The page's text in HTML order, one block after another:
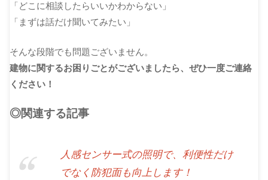
「どこに相談したらいいかわからない」
「まずは話だけ聞いてみたい」
そんな段階でも問題ございません。
建物に関するお困りごとがございましたら、ぜひ一度ご連絡
ください！
◎関連する記事
人感センサー式の照明で、利便性だけ
でなく防犯面も向上します！